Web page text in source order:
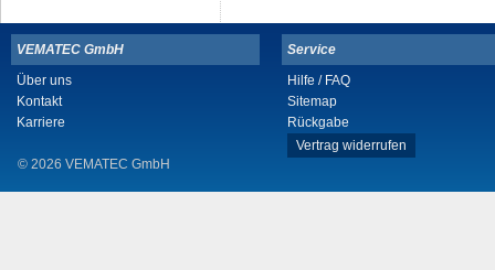
VEMATEC GmbH
Über uns
Kontakt
Karriere
© 2026 VEMATEC GmbH
Service
Hilfe / FAQ
Sitemap
Rückgabe
Vertrag widerrufen